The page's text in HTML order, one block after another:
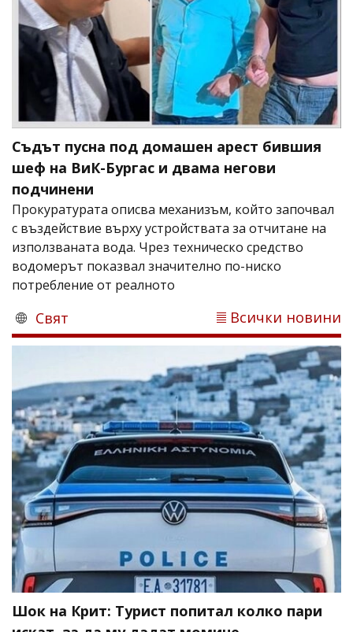
Съдът пусна под домашен арест бившия
шеф на ВиК-Бургас и двама негови
подчинени
Прокуратурата описва механизъм, който започвал
с въздействие върху устройствата за отчитане на
използваната вода. Чрез техническо средство
водомерът показвал значително по-ниско
потребление от реалното
Свят Всички новини
Шок на Крит: Турист попитал колко пари